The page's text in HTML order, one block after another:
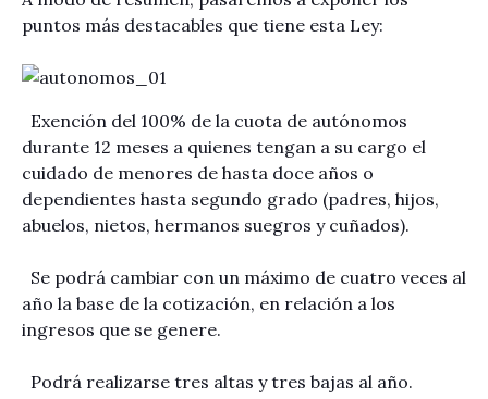
puntos más destacables que tiene esta Ley:
Exención del 100% de la cuota de autónomos
durante 12 meses a quienes tengan a su cargo el
cuidado de menores de hasta doce años o
dependientes hasta segundo grado (padres, hijos,
abuelos, nietos, hermanos suegros y cuñados).
Se podrá cambiar con un máximo de cuatro veces al
año la base de la cotización, en relación a los
ingresos que se genere.
Podrá realizarse tres altas y tres bajas al año.